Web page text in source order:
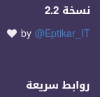
نسخة 2.2
by@Eptikar_IT
روابط سريعة